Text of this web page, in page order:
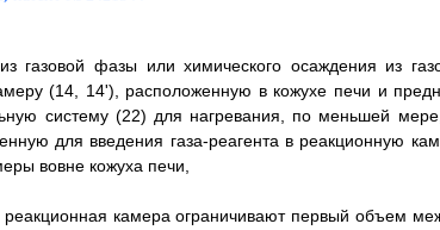
газовой фазы или химического осаждения из
(14, 14'), расположенную в кожухе печи и
систему (22) для нагревания, по меньшей
для введения газа-реагента в реакционную
вовне кожуха печи,
камера ограничивают первый объем